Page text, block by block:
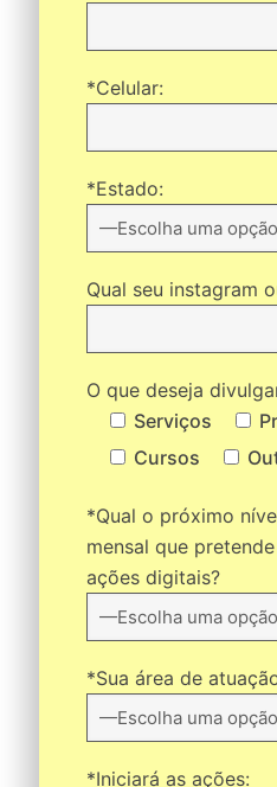
*Celular:
*Estado:
Qual seu instagram
O que deseja
Serviços
Cursos
*Qual o próximo
mensal que
ações digitais?
*Sua área de
*Iniciará as ações: